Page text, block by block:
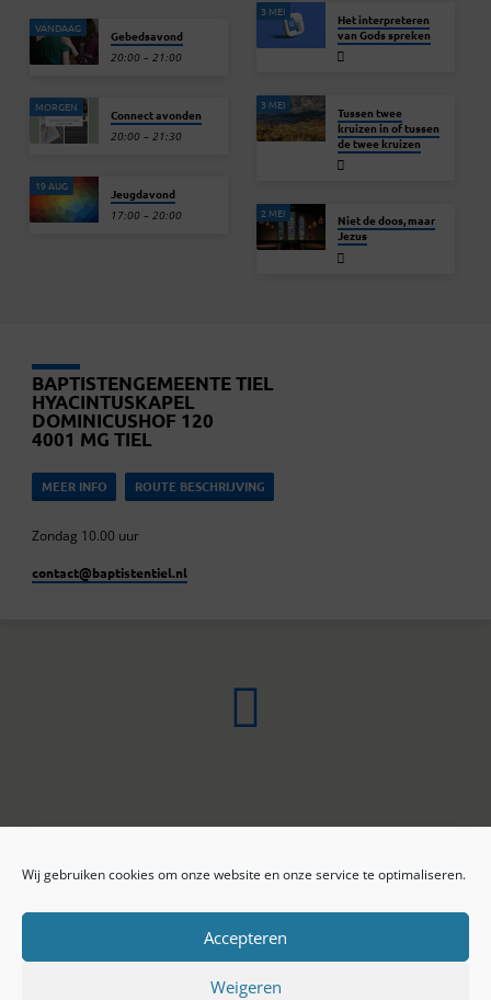
Wij gebruiken cookies om onze website en onze service te optimaliseren.
Accepteren
Weigeren
VANDAAG Gebedsavond
20:00 – 21:00
MORGEN Connect avonden
20:00 – 21:30
19 AUG Jeugdavond
17:00 – 20:00
3 MEI
Het interpreteren
van Gods spreken
3 MEI
Tussen twee
kruizen in of tussen
de twee kruizen
2 MEI
Niet de doos, maar
Jezus
BAPTISTENGEMEENTE TIEL
HYACINTUSKAPEL
DOMINICUSHOF 120
4001 MG TIEL
MEER INFO ROUTE BESCHRIJVING
Zondag 10.00 uur
contact​@baptistentiel.nl
ONLINE ARCHIEF
Privacy beleid